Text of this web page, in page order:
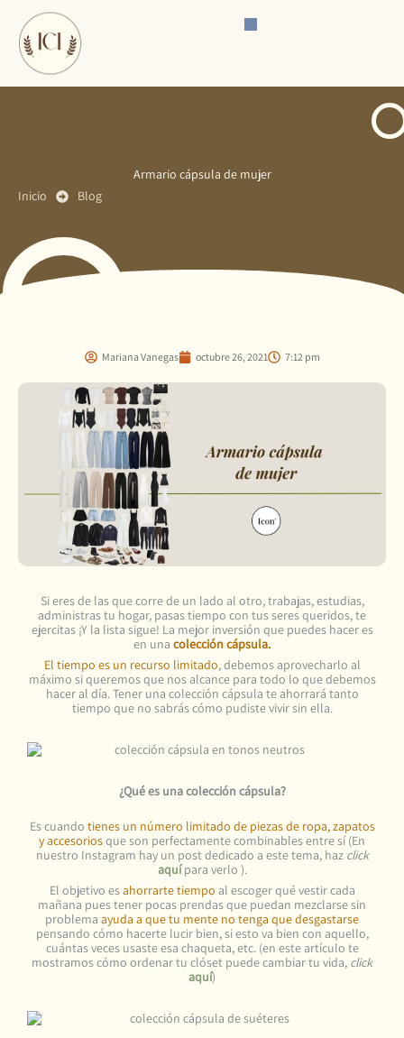
contenido
Armario cápsula de mujer
Inicio
Blog
Mariana Vanegas octubre 26, 2021 7:12 pm
Si eres de las que corre de un lado al otro, trabajas, estudias,
administras tu hogar, pasas tiempo con tus seres queridos, te
ejercitas ¡Y la lista sigue! La mejor inversión que puedes hacer es
en una colección cápsula.
El tiempo es un recurso limitado, debemos aprovecharlo al
máximo si queremos que nos alcance para todo lo que debemos
hacer al día. Tener una colección cápsula te ahorrará tanto
tiempo que no sabrás cómo pudiste vivir sin ella.
¿Qué es una colección cápsula?
Es cuando tienes un número limitado de piezas de ropa, zapatos
y accesoriosque son perfectamente combinables entre sí (En
nuestro Instagram hay un post dedicado a este tema, haz click
aquípara verlo ).
El objetivo esahorrarte tiempo al escoger qué vestir cada
mañana pues tener pocas prendas que puedan mezclarse sin
problema ayuda a que tu mente no tenga que desgastarse
pensando cómo hacerte lucir bien, si esto va bien con aquello,
cuántas veces usaste esa chaqueta, etc. (en este artículo te
mostramos cómo ordenar tu clóset puede cambiar tu vida, click
aquí)